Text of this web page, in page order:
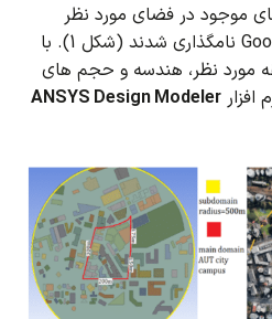
موجود در فضای مورد نظر
با
مورد نظر، هندسه و حجم های
افزارANSYS Design Modeler